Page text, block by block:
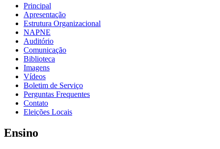
Principal
Apresentação
Estrutura Organizacional
NAPNE
Auditório
Comunicação
Biblioteca
Imagens
Vídeos
Boletim de Serviço
Perguntas Frequentes
Contato
Eleições Locais
Ensino